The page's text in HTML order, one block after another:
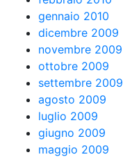
gennaio 2010
dicembre 2009
novembre 2009
ottobre 2009
settembre 2009
agosto 2009
luglio 2009
giugno 2009
maggio 2009